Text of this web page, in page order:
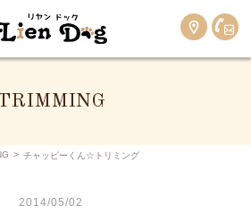
> チャッピーくん☆トリミング
2014/05/02